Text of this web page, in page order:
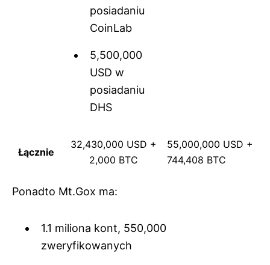
posiadaniu
CoinLab
5,500,000
USD w
posiadaniu
DHS
Łącznie
32,430,000 USD +
2,000 BTC
55,000,000 USD +
744,408 BTC
Ponadto Mt.Gox ma:
1.1 miliona kont, 550,000
zweryfikowanych